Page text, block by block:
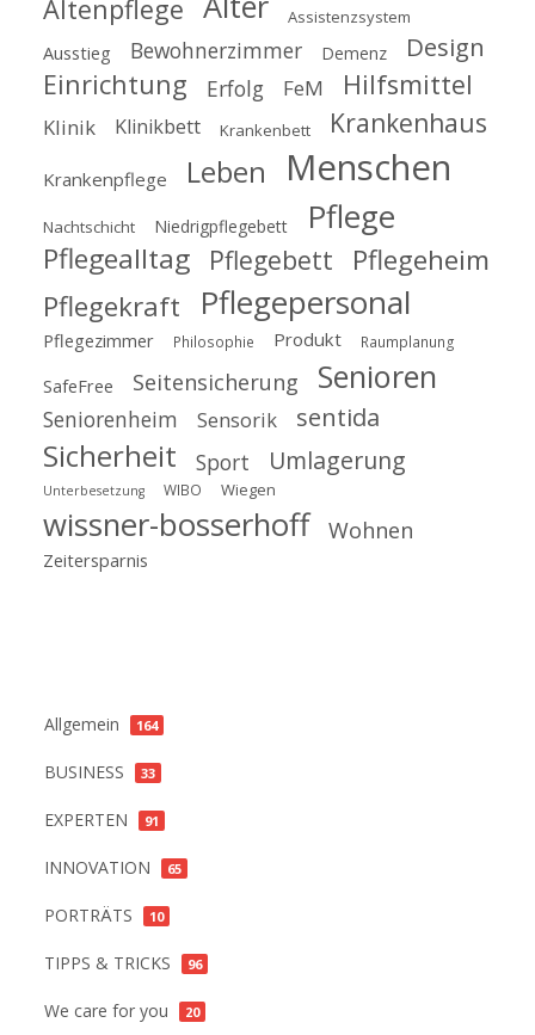
Altenpflege Assistenzsystem
Ausstieg Bewohnerzimmer Demenz Design
Einrichtung Erfolg FeM Hilfsmittel
Klinik Klinikbett Krankenbett Krankenhaus
Krankenpflege Leben Menschen
Nachtschicht Niedrigpflegebett Pflege
Pflegealltag Pflegebett
Pflegeheim
Pflegekraft
Pflegepersonal
Pflegezimmer Philosophie Produkt Raumplanung
SafeFree Seitensicherung Senioren
Seniorenheim Sensorik sentida
Sicherheit Sport Umlagerung
Unterbesetzung WIBO Wiegen
wissner-bosserhoff Wohnen
Zeitersparnis
Allgemein 164
BUSINESS 33
EXPERTEN 91
INNOVATION 65
PORTRÄTS 10
TIPPS & TRICKS 96
We care for you 20